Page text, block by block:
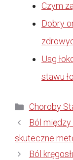
Czym
Dobry
Usg
stawu
Kategorie
Choroby
Ból
skuteczne
Ból